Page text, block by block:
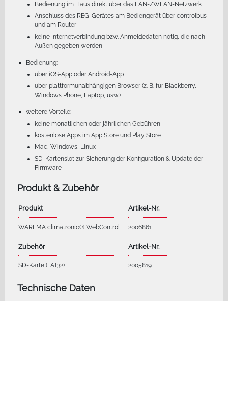
Bedienung im Haus direkt über das LAN-/WLAN-Netzwerk
Anschluss des REG-Gerätes am Bediengerät über controlbus
und am Router
keine Internetverbindung bzw. Anmeldedaten nötig, die nach
Außen gegeben werden
Bedienung:
über iOS-App oder Android-App
über plattformunabhängigen Browser (z. B. für Blackberry,
Windows Phone, Laptop, usw.)
weitere Vorteile:
keine monatlichen oder jährlichen Gebühren
kostenlose Apps im App Store und Play Store
Mac, Windows, Linux
SD-Kartenslot zur Sicherung der Konfiguration & Update der
Firmware
Produkt & Zubehör
Produkt Artikel-Nr.
WAREMA climatronic® WebControl 2006861
Zubehör Artikel-Nr.
SD-Karte (FAT32) 2005819
Technische Daten